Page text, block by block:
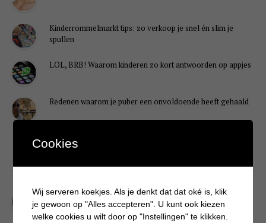
Kinderrommelmarkt tips: zo verkoop je snel én slim je
spullen
LOL, BRB! Waarom kinderen zo kort antwoorden op appjes
Redenen waarom je puber een onvoldoende heeft gehaald
Simpele DIY: Maak een geurroos van watten
Cookies
Wij serveren koekjes. Als je denkt dat dat oké is, klik
je gewoon op "Alles accepteren". U kunt ook kiezen
welke cookies u wilt door op "Instellingen" te klikken.